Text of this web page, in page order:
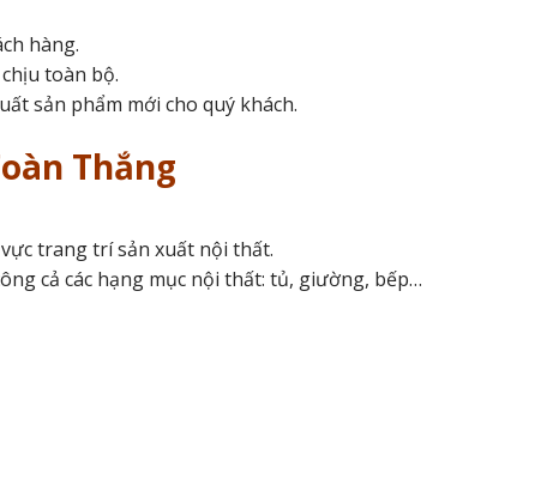
hàng.
toàn bộ.
sản phẩm mới cho quý khách.
Thắng
trang trí sản xuất nội thất.
cả các hạng mục nội thất: tủ, giường, bếp…